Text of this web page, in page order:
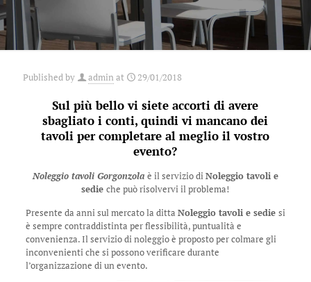
Published by admin at 29/01/2018
Sul più bello vi siete accorti di avere
sbagliato i conti, quindi vi mancano dei
tavoli per completare al meglio il vostro
evento?
Noleggio tavoli Gorgonzola è il servizio diNoleggio tavoli e
sedieche può risolvervi il problema!
Presente da anni sul mercato la ditta Noleggio tavoli e sedie si
è sempre contraddistinta per flessibilità, puntualità e
convenienza. Il servizio di noleggio è proposto per colmare gli
inconvenienti che si possono verificare durante
l’organizzazione di un evento.